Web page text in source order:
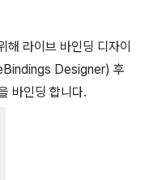
라이브 바인딩 디자이
Designer) 후
바인딩 합니다.